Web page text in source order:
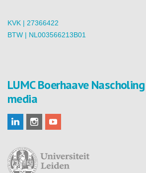
KVK | 27366422
BTW | NL003566213B01
LUMC Boerhaave
media